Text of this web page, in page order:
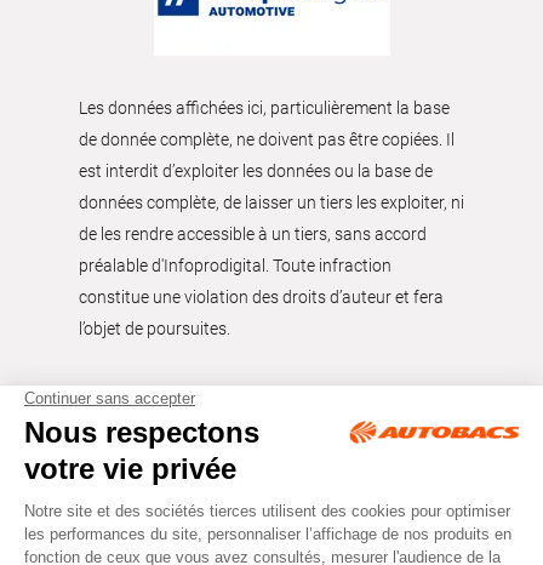
Les données affichées ici, particulièrement la base
de donnée complète, ne doivent pas être copiées. Il
est interdit d’exploiter les données ou la base de
données complète, de laisser un tiers les exploiter, ni
de les rendre accessible à un tiers, sans accord
préalable d'Infoprodigital. Toute infraction
constitue une violation des droits d’auteur et fera
l’objet de poursuites.